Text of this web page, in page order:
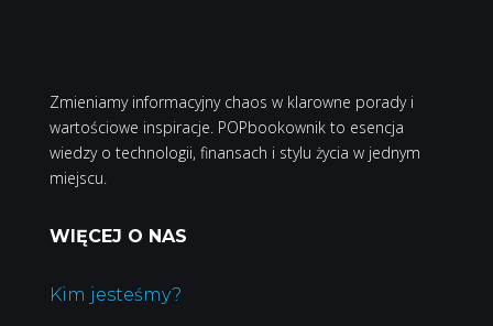
Zmieniamy informacyjny chaos w klarowne porady i
wartościowe inspiracje. POPbookownik to esencja
wiedzy o technologii, finansach i stylu życia w jednym
miejscu.
WIĘCEJ O NAS
Kim jesteśmy?